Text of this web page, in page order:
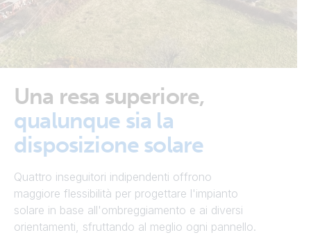
Una resa superiore,
qualunque sia la
disposizione solare
Quattro inseguitori indipendenti offrono
maggiore flessibilità per progettare l'impianto
solare in base all'ombreggiamento e ai diversi
orientamenti, sfruttando al meglio ogni pannello.